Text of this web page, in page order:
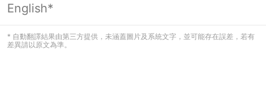
頁面無法顯示
發生錯誤！請登入並再試一次或回到主
English*
* 自動翻譯結果由第三方提供，未涵蓋圖片及系統文字，並可能存在誤差，若有
差異請以原文為準。